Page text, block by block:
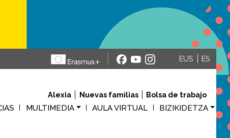
EUS ES
Alexia Nuevas familias Bolsa de trabajo
MULTIMEDIA AULA VIRTUAL BIZIKIDETZA